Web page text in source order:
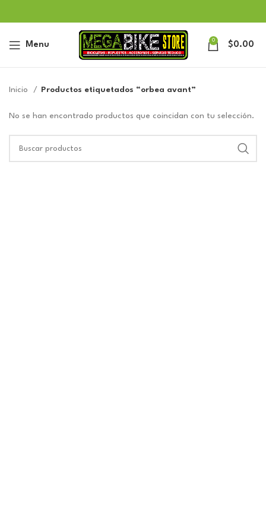
Menu 0 $0.00
Inicio Productos etiquetados “orbea avant”
No se han encontrado productos que coincidan con tu selección.